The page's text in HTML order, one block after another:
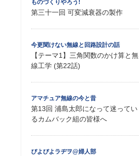
ものづくりやろう!
第三十一回 可変減衰器の製作
今更聞けない無線と回路設計の話
【テーマ1】三角関数のかけ算と無
線工学 (第22話)
アマチュア無線の今と昔
第13回 浦島太郎になって迷ってい
るカムバック組の皆様へ
ぴよぴよラヂヲ@婦人部